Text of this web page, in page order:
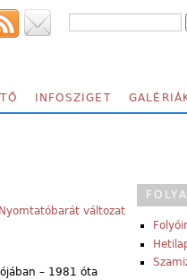
INFOSZIGET
Nyomtatóbarát változat
– 1981 óta